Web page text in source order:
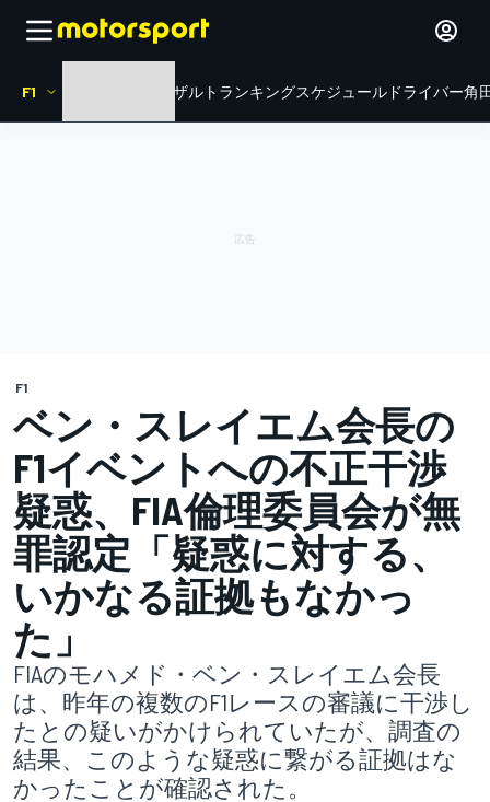
F1 リザルト ランキングスケジュール ドライバー角
F1
ベン・スレイエム会長の
F1イベントへの不正干渉
疑惑、FIA倫理委員会が無
罪認定「疑惑に対する、
いかなる証拠もなかっ
た」
FIAのモハメド・ベン・スレイエム会長
は、昨年の複数のF1レースの審議に干渉し
たとの疑いがかけられていたが、調査の
結果、このような疑惑に繋がる証拠はな
かったことが確認された。